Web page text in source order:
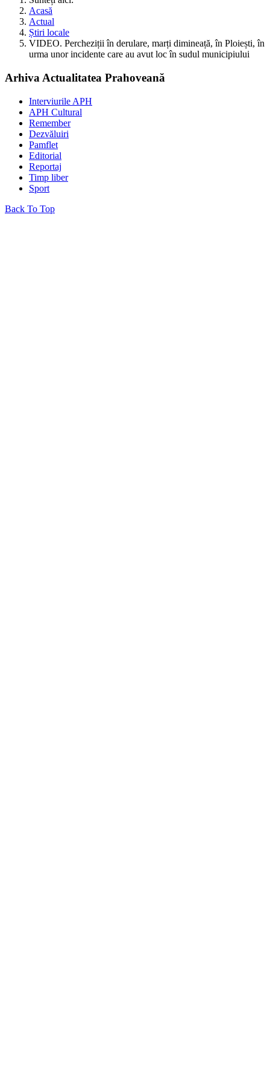
Acasă
Actual
Știri locale
VIDEO. Percheziții în derulare, marți dimineață, în Ploiești, în
urma unor incidente care au avut loc în sudul municipiului
Arhiva Actualitatea Prahoveană
Interviurile APH
APH Cultural
Remember
Dezvăluiri
Pamflet
Editorial
Reportaj
Timp liber
Sport
Back To Top